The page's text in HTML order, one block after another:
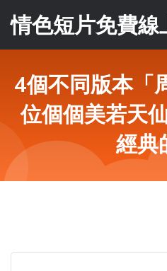
情色短片免費線
4個不同版本「
位個個美若天
經典